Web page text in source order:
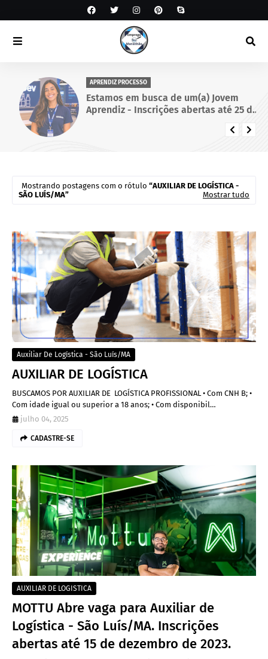
APRENDIZ PROCESSO
Estamos em busca de um(a) Jovem
Aprendiz - Inscrições abertas até 25 de
Mostrando postagens com o rótulo
AUXILIAR DE LOGÍSTICA -
SÃO LUÍS/MA
Mostrar tudo
Auxiliar De Logística - São Luís/MA
AUXILIAR DE LOGÍSTICA
BUSCAMOS POR AUXILIAR DE LOGÍSTICA PROFISSIONAL • Com CNH B; •
Com idade igual ou superior a 18 anos; • Com disponibil…
julho 04, 2025
CADASTRE-SE
AUXILIAR DE LOGISTICA
MOTTU Abre vaga para Auxiliar de
Logística - São Luís/MA. Inscrições
abertas até 15 de dezembro de 2023.